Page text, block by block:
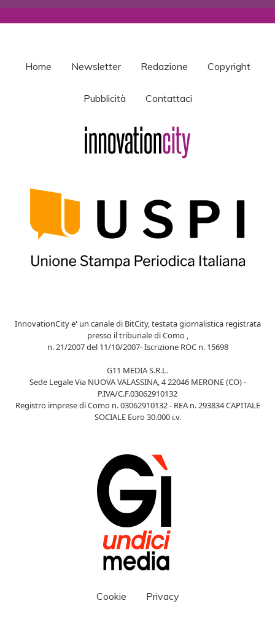
Home Newsletter Redazione Copyright
Pubblicità Contattaci
InnovationCity e' un canale di BitCity, testata giornalistica registrata
presso il tribunale di Como ,
n. 21/2007 del 11/10/2007- Iscrizione ROC n. 15698
G11 MEDIA S.R.L.
Sede Legale Via NUOVA VALASSINA, 4 22046 MERONE (CO) -
P.IVA/C.F.03062910132
Registro imprese di Como n. 03062910132 - REA n. 293834 CAPITALE
SOCIALE Euro 30.000 i.v.
Cookie Privacy